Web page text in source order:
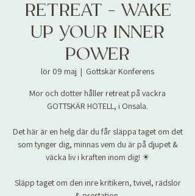
RETREAT - WAKE
UP YOUR INNER
POWER
lör 09 maj
  |
Gottskär Konferens
Mor och dotter håller retreat på vackra
GOTTSKÄR HOTELL, i Onsala.
Det här är en helg där du får släppa taget om det
som tynger dig, minnas vem du är på djupet &
väcka liv i kraften inom dig! ☀
Släpp taget om den inre kritikern, tvivel, rädslor